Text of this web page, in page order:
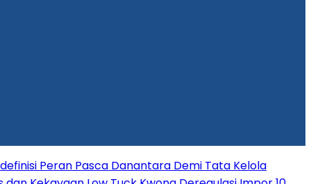
Peran Pasca Danantara Demi Tata Kelola